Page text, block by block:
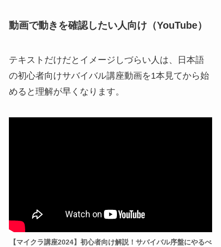
動画で動きを確認したい人向け（YouTube）
テキストだけだとイメージしづらい人は、日本語
の初心者向けサバイバル講座動画を1本見てから始
めると理解が早くなります。
【マイクラ講座2024】初心者向け解説！サバイバル序盤にやるべ